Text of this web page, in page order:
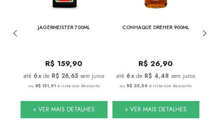
JAGERMEISTER 700ML
R$ 159,90
6x de R$ 26,65 sem juros
ou R$ 151,91 à vista com desconto
+ VER MAIS DETALHES
CONHAQUE DREHER 900ML
R$ 26,90
6x de R$ 4,48 sem juros
ouR$ 25,56 à vista com desconto
+ VER MAIS DETALHES